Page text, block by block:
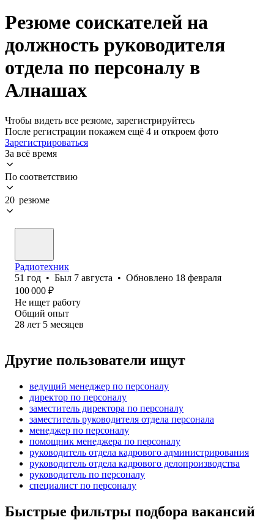
Резюме соискателей на
должность руководителя
отдела по персоналу в
Алнашах
Чтобы видеть все резюме, зарегистрируйтесь
После регистрации покажем ещё 4 и откроем фото
Зарегистрироваться
За всё время
По соответствию
20 резюме
Радиотехник
51 год • Был 7 августа • Обновлено 18 февраля
100 000 ₽
Не ищет работу
Общий опыт
28 лет 5 месяцев
Другие пользователи ищут
ведущий менеджер по персоналу
директор по персоналу
заместитель директора по персоналу
заместитель руководителя отдела персонала
менеджер по персоналу
помощник менеджера по персоналу
руководитель отдела кадрового администрирования
руководитель отдела кадрового делопроизводства
руководитель по персоналу
специалист по персоналу
Быстрые фильтры подбора вакансий